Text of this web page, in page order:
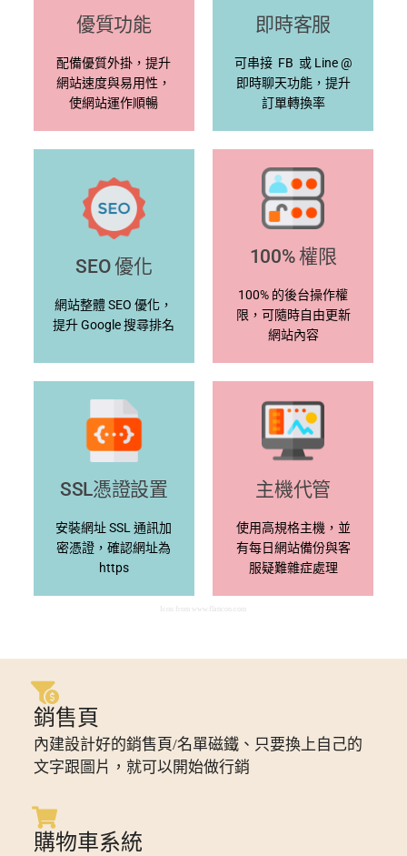
優質功能
配備優質外掛，提升
網站速度與易用性，
使網站運作順暢
即時客服
可串接 FB 或 Line @
即時聊天功能，提升
訂單轉換率
SEO 優化
網站整體 SEO 優化，
提升 Google 搜尋排名
100% 權限
100% 的後台操作權
限，可隨時自由更新
網站內容
SSL憑證設置
安裝網址 SSL 通訊加
密憑證，確認網址為
https
主機代管
使用高規格主機，並
有每日網站備份與客
服疑難雜症處理
Icon from www.flaticon.com
銷售頁
內建設計好的銷售頁/名單磁鐵、只要換上自己的
文字跟圖片，就可以開始做行銷
購物車系統